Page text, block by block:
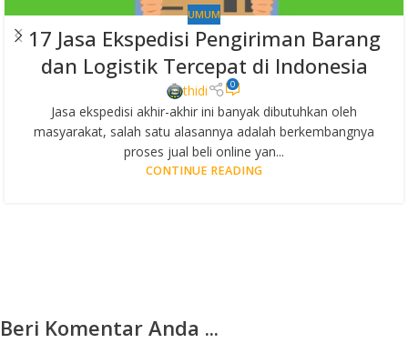
UMUM
17 Jasa Ekspedisi Pengiriman Barang
dan Logistik Tercepat di Indonesia
thidi 0
Jasa ekspedisi akhir-akhir ini banyak dibutuhkan oleh
masyarakat, salah satu alasannya adalah berkembangnya
proses jual beli online yan...
CONTINUE READING
Beri Komentar Anda ...